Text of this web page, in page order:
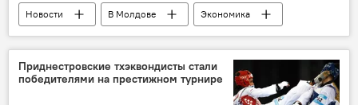
Новости В Молдове
Экономика
Россия
Республика Молдова
Игорь Додон
бизнес
инвестиции
МРЭФ
Приднестровские тхэквондисты стали
победителями на престижном турнире